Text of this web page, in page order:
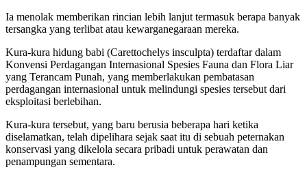
Ia menolak memberikan rincian lebih lanjut termasuk berapa banyak
tersangka yang terlibat atau kewarganegaraan mereka.
Kura-kura hidung babi (Carettochelys insculpta) terdaftar dalam
Konvensi Perdagangan Internasional Spesies Fauna dan Flora Liar
yang Terancam Punah, yang memberlakukan pembatasan
perdagangan internasional untuk melindungi spesies tersebut dari
eksploitasi berlebihan.
Kura-kura tersebut, yang baru berusia beberapa hari ketika
diselamatkan, telah dipelihara sejak saat itu di sebuah peternakan
konservasi yang dikelola secara pribadi untuk perawatan dan
penampungan sementara.